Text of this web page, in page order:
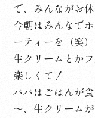
で、みんながお
今朝はみんなで
ーティーを（笑）
生クリームとか
楽しくて！
パパはごはんが
～、生クリーム